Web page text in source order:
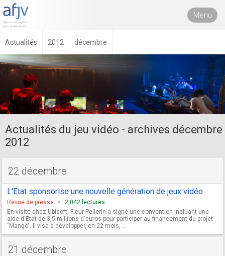
Menu
Actualités 2012 décembre
Actualités du jeu vidéo - archives décembre
2012
22 décembre
L'Etat sponsorise une nouvelle génération de jeux vidéo
Revue de presse
2,042 lectures
En visite chez Ubisoft, Fleur Pellerin a signé une convention incluant une
aide d'Etat de 3,5 millions d'euros pour participer au financement du projet
"Mango". Il vise à développer, en 22 mois, ...
21 décembre